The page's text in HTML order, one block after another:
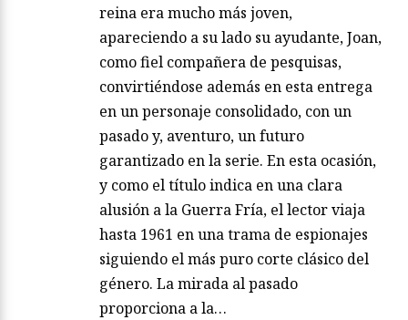
reina era mucho más joven,
apareciendo a su lado su ayudante, Joan,
como fiel compañera de pesquisas,
convirtiéndose además en esta entrega
en un personaje consolidado, con un
pasado y, aventuro, un futuro
garantizado en la serie. En esta ocasión,
y como el título indica en una clara
alusión a la Guerra Fría, el lector viaja
hasta 1961 en una trama de espionajes
siguiendo el más puro corte clásico del
género. La mirada al pasado
proporciona a la…